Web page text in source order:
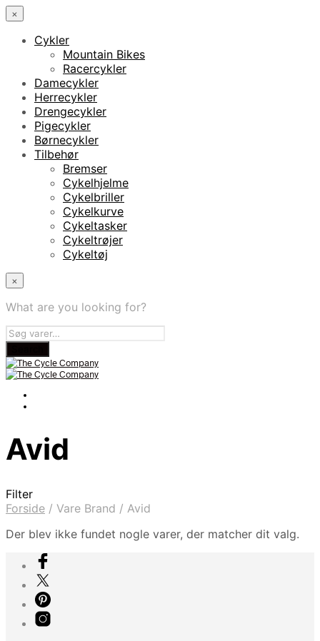
×
Cykler
Mountain Bikes
Racercykler
Damecykler
Herrecykler
Drengecykler
Pigecykler
Børnecykler
Tilbehør
Bremser
Cykelhjelme
Cykelbriller
Cykelkurve
Cykeltasker
Cykeltrøjer
Cykeltøj
×
What are you looking for?
Avid
Filter
Forside / Vare Brand / Avid
Der blev ikke fundet nogle varer, der matcher dit valg.